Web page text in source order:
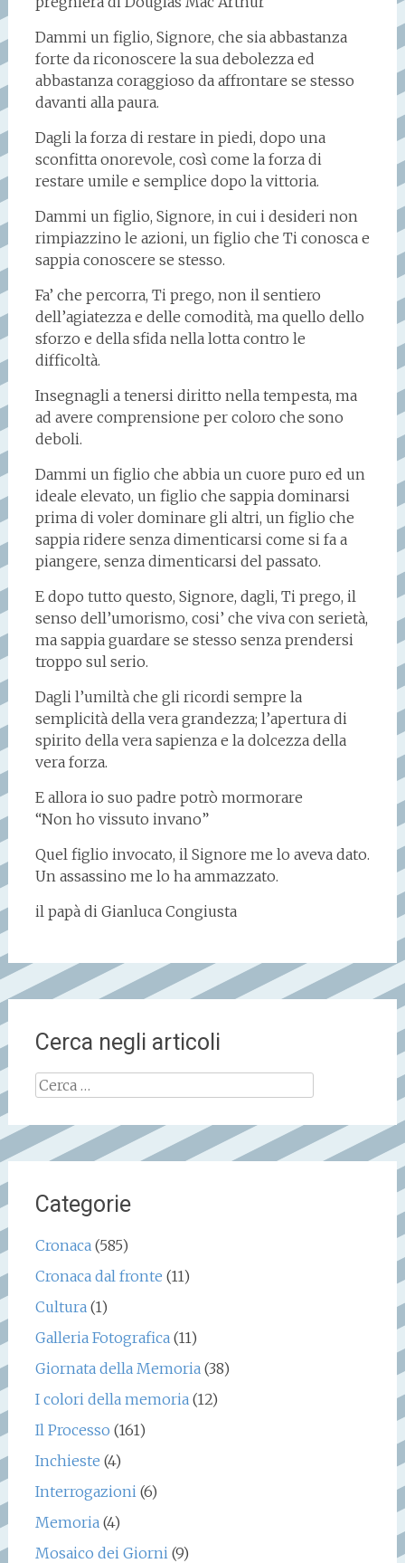
Dammi un figlio, Signore, che sia abbastanza
forte da riconoscere la sua debolezza ed
abbastanza coraggioso da affrontare se stesso
davanti alla paura.
Dagli la forza di restare in piedi, dopo una
sconfitta onorevole, così come la forza di
restare umile e semplice dopo la vittoria.
Dammi un figlio, Signore, in cui i desideri non
rimpiazzino le azioni, un figlio che Ti conosca e
sappia conoscere se stesso.
Fa’ che percorra, Ti prego, non il sentiero
dell’agiatezza e delle comodità, ma quello dello
sforzo e della sfida nella lotta contro le
difficoltà.
Insegnagli a tenersi diritto nella tempesta, ma
ad avere comprensione per coloro che sono
deboli.
Dammi un figlio che abbia un cuore puro ed un
ideale elevato, un figlio che sappia dominarsi
prima di voler dominare gli altri, un figlio che
sappia ridere senza dimenticarsi come si fa a
piangere, senza dimenticarsi del passato.
E dopo tutto questo, Signore, dagli, Ti prego, il
senso dell’umorismo, cosi’ che viva con serietà,
ma sappia guardare se stesso senza prendersi
troppo sul serio.
Dagli l’umiltà che gli ricordi sempre la
semplicità della vera grandezza; l’apertura di
spirito della vera sapienza e la dolcezza della
vera forza.
E allora io suo padre potrò mormorare
“Non ho vissuto invano”
Quel figlio invocato, il Signore me lo aveva dato.
Un assassino me lo ha ammazzato.
il papà di Gianluca Congiusta
Cerca negli articoli
Ricerca
per:
Categorie
Cronaca (585)
Cronaca dal fronte (11)
Cultura (1)
Galleria Fotografica (11)
Giornata della Memoria (38)
I colori della memoria (12)
Il Processo (161)
Inchieste (4)
Interrogazioni (6)
Memoria (4)
Mosaico dei Giorni (9)